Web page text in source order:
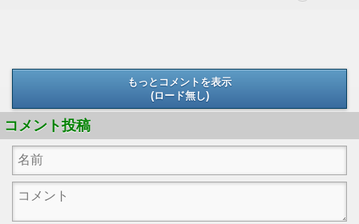
もっとコメントを表示
(ロード無し)
コメント投稿